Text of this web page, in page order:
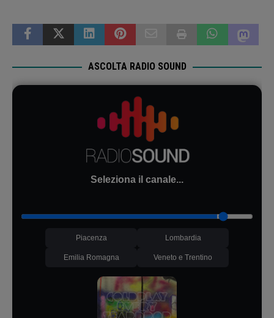
ASCOLTA RADIO SOUND
Seleziona il canale...
Piacenza Lombardia
Emilia Romagna Veneto e Trentino